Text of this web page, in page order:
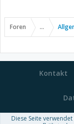
Foren ...
Kontakt
Diese Seite